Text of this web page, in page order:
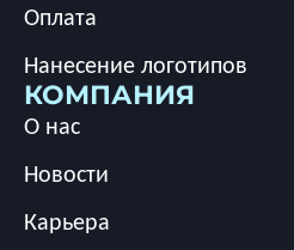
Оплата
Нанесение логотипов
КОМПАНИЯ
О нас
Новости
Карьера